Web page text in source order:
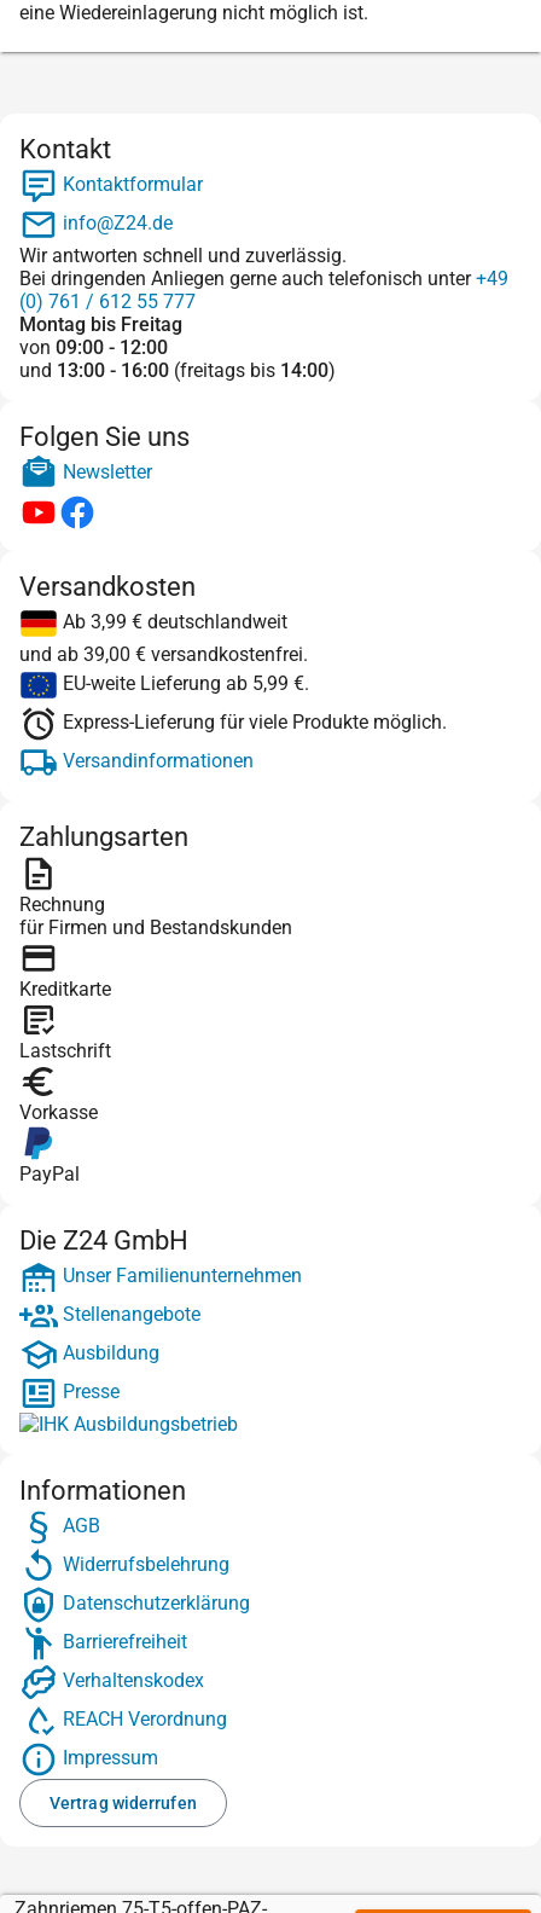
eine Wiedereinlagerung nicht möglich ist.
Kontakt
Kontaktformular
info@Z24.de
Wir antworten schnell und zuverlässig.
Bei dringenden Anliegen gerne auch telefonisch unter+49
(0) 761 / 612 55 777
Montag bis Freitag
von 09:00 - 12:00
und 13:00 - 16:00 (freitags bis 14:00)
Folgen Sie uns
Newsletter
Versandkosten
Ab 3,99 € deutschlandweit
und ab 39,00 € versandkostenfrei.
EU-weite Lieferung ab 5,99 €.
Express-Lieferung für viele Produkte möglich.
Versandinformationen
Zahlungsarten
Rechnung
für Firmen und Bestandskunden
Kreditkarte
Lastschrift
Vorkasse
PayPal
Die Z24 GmbH
Unser Familienunternehmen
Stellenangebote
Ausbildung
Presse
Informationen
AGB
Widerrufsbelehrung
Datenschutzerklärung
Barrierefreiheit
Verhaltenskodex
REACH Verordnung
Impressum
Vertrag widerrufen